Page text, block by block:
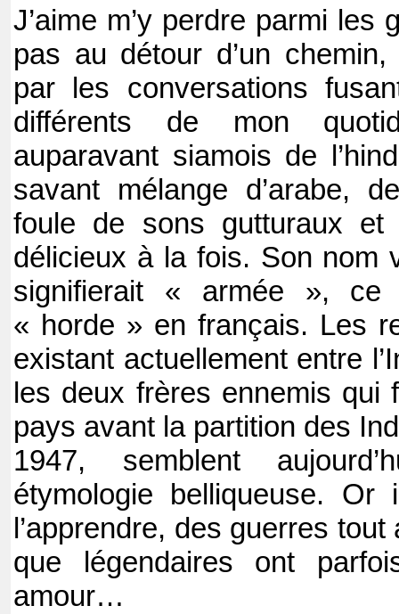
J’aime m’y perdre parmi les
pas au détour d’un
par les conversations
différents de mon
auparavant siamois de
savant mélange d’arabe,
foule de sons gutturaux et
délicieux à la fois. Son nom
signifierait « armée », ce
« horde » en français. Les
existant actuellement entre
les deux frères ennemis qui
pays avant la partition des
1947, semblent
étymologie belliqueuse. Or
l’apprendre, des guerres
que légendaires ont
amour…